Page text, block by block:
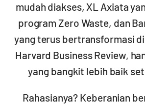
mudah diakses, XL Axiata
program Zero Waste, dan
yang terus bertransformasi
Harvard Business Review,
yang bangkit lebih baik
Rahasianya? Keberanian